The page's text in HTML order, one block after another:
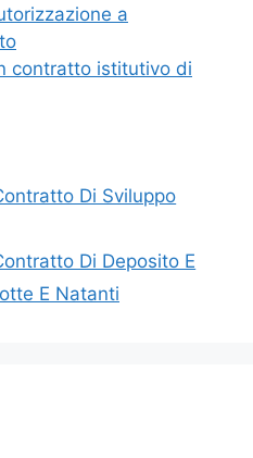
a
contratto istitutivo di
Di Sviluppo
Di Deposito E
E Natanti